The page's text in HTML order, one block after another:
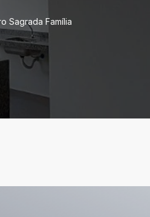
Sagrada Família